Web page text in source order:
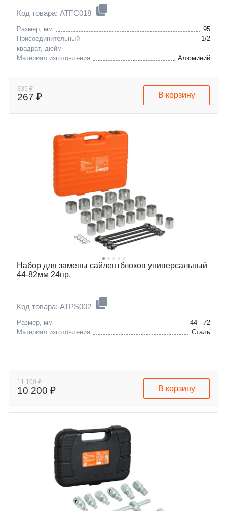
Код товара: ATFC018
Размер, мм
95
Присоединительный
квадрат, дюйм
1/2
Материал изготовления Алюминий
335 ₽
267 ₽ В корзину
Набор для замены сайлентблоков универсальный
44-82мм 24пр.
Код товара: ATPS002
Размер, мм
44 - 72
Материал изготовления
Сталь
11 100 ₽
10 200 ₽ В корзину